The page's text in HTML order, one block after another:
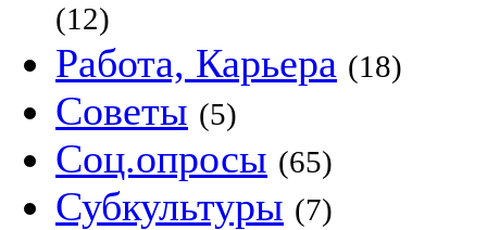
(12)
Работа, Карьера (18)
Советы (5)
Соц.опросы (65)
Субкультуры (7)